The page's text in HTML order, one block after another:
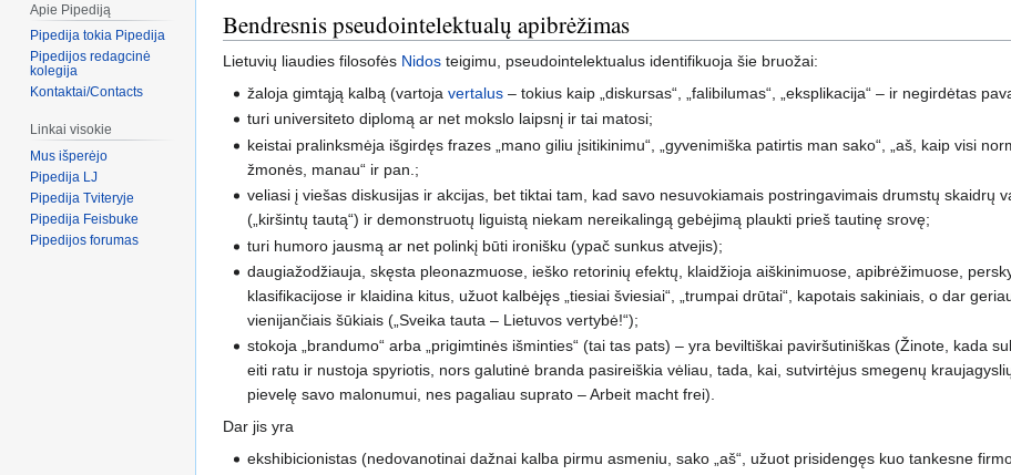
Bendresnis pseudointelektualų apibrėžimas
Lietuvių liaudies filosofės Nidos teigimu, pseudointelektualus identifikuoja šie bruožai:
žaloja gimtąją kalbą (vartojavertalus – tokius kaip „diskursas“, „falibilumas“, „eksplikacija“ – ir negirdėtas
turi universiteto diplomą ar net mokslo laipsnį ir tai matosi;
keistai pralinksmėja išgirdęs frazes „mano giliu įsitikinimu“, „gyvenimiška patirtis man sako“, „aš, kaip visi
žmonės, manau“ ir pan.;
veliasi į viešas diskusijas ir akcijas, bet tiktai tam, kad savo nesuvokiamais postringavimais drumstų skaidrų
(„kiršintų tautą“) ir demonstruotų liguistą niekam nereikalingą gebėjimą plaukti prieš tautinę srovę;
turi humoro jausmą ar net polinkį būti ironišku (ypač sunkus atvejis);
daugiažodžiauja, skęsta pleonazmuose, ieško retorinių efektų, klaidžioja aiškinimuose, apibrėžimuose,
klasifikacijose ir klaidina kitus, užuot kalbėjęs „tiesiai šviesiai“, „trumpai drūtai“, kapotais sakiniais, o dar
vienijančiais šūkiais („Sveika tauta – Lietuvos vertybė!“);
stokoja „brandumo“ arba „prigimtinės išminties“ (tai tas pats) – yra beviltiškai paviršutiniškas (Žinote, kada
eiti ratu ir nustoja spyriotis, nors galutinė branda pasireiškia vėliau, tada, kai, sutvirtėjus smegenų
pievelę savo malonumui, nes pagaliau suprato – Arbeit macht frei).
Dar jis yra
ekshibicionistas (nedovanotinai dažnai kalba pirmu asmeniu, sako „aš“, užuot prisidengęs kuo tankesne
Apie Pipediją
Pipedija tokia Pipedija
Pipedijos redagcinė
kolegija
Kontaktai/Contacts
Linkai visokie
Mus išperėjo
Pipedija LJ
Pipedija Tviteryje
Pipedija Feisbuke
Pipedijos forumas